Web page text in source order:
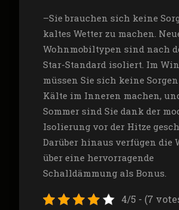
–Sie brauchen sich keine
kaltes Wetter zu machen.
Wohnmobiltypen sind nach
Star-Standard isoliert. Im
müssen Sie sich keine
Kälte im Inneren machen,
Sommer sind Sie dank der
Isolierung vor der Hitze
Darüber hinaus verfügen die
über eine hervorragende
Schalldämmung als Bonus.
4/5 - (7